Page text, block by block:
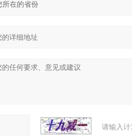
请输入